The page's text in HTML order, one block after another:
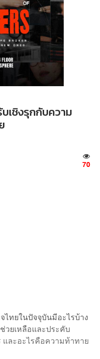
เชิงรุกกับความ
70
ไทยในปัจจุบันมีอะไรบ้าง
วยเหลือและประคับ
และอะไรคือความท้าทาย